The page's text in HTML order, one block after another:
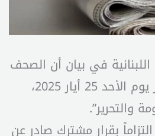
في بيان أن الصحف
ستتوقف عن الصدور يوم الأحد 25 أيار 2025،
والتحرير”.
بقرار مشترك صادر عن